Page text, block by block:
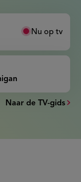
Nu op tv
Naar de TV-gids